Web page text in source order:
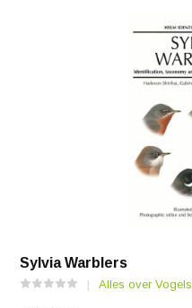
Sylvia Warblers
Alles over Vogels